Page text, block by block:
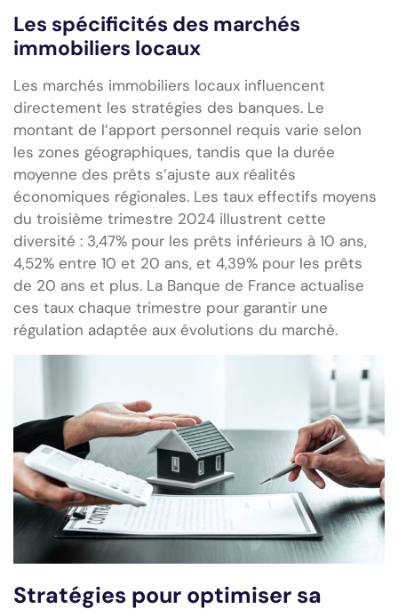
Les spécificités des marchés
immobiliers locaux
Les marchés immobiliers locaux influencent
directement les stratégies des banques. Le
montant de l’apport personnel requis varie selon
les zones géographiques, tandis que la durée
moyenne des prêts s’ajuste aux réalités
économiques régionales. Les taux effectifs moyens
du troisième trimestre 2024 illustrent cette
diversité : 3,47% pour les prêts inférieurs à 10 ans,
4,52% entre 10 et 20 ans, et 4,39% pour les prêts
de 20 ans et plus. La Banque de France actualise
ces taux chaque trimestre pour garantir une
régulation adaptée aux évolutions du marché.
Stratégies pour optimiser sa